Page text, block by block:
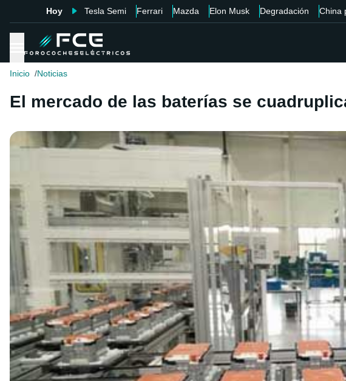
Hoy Tesla Semi Ferrari Mazda Elon Musk Degradación China
Inicio Noticias
El mercado de las baterías se